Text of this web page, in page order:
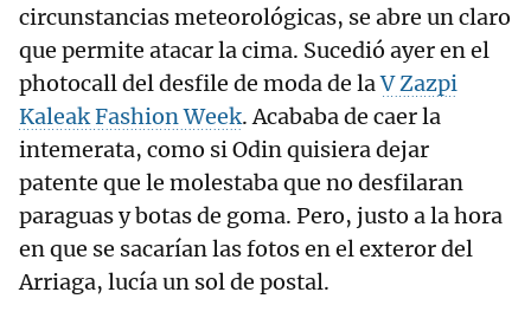
circunstancias meteorológicas, se abre un claro
que permite atacar la cima. Sucedió ayer en el
photocall del desfile de moda de laV Zazpi
Kaleak Fashion Week. Acababa de caer la
intemerata, como si Odin quisiera dejar
patente que le molestaba que no desfilaran
paraguas y botas de goma. Pero, justo a la hora
en que se sacarían las fotos en el exteror del
Arriaga, lucía un sol de postal.